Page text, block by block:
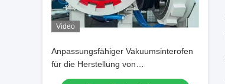
Video
Anpassungsfähiger Vakuumsinterofen
für die Herstellung von
Pulvermetallurgie